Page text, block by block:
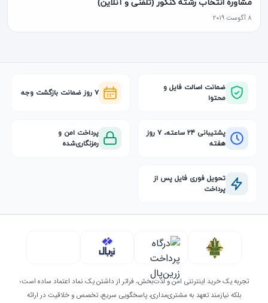
مشاوره انتخاب رشته کنکور (تلفنی و آنلاین)
۸ آگوست ۲۰۱۹
ضمانت اصالت فایل و
محتوا
۷ روز ضمانت بازگشت وجه
پشتیبانی ۲۴ ساعته، ۷ روز
هفته
پرداخت امن و
رمزنگاری‌شده
تحویل فوری فایل پس از
پرداخت
تجربه یک خرید اینترنتی امن و لذت‌بخش، فراتر از داشتن یک نماد اعتماد ساده است؛
بلکه نیازمند تعهد به مشتری‌مداری، پاسخگویی سریع، تخصص و خلاقیت در ارائه